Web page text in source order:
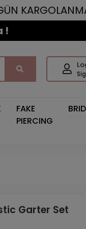
!
FAKE
PIERCING
Garter Set